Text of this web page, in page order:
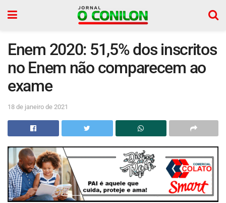
Enem 2020: 51,5% dos inscritos
no Enem não comparecem ao
exame
18 de janeiro de 2021